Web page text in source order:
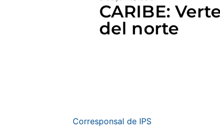
CARIBE:
del norte
Corresponsal de IPS